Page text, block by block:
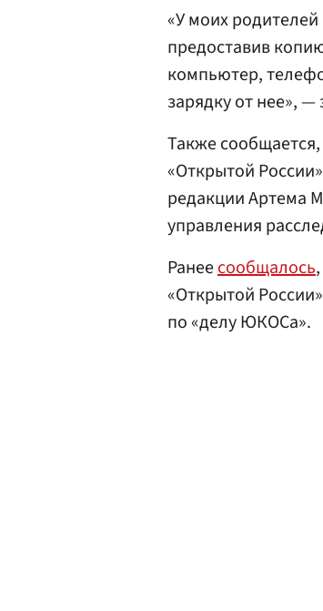
«У моих
предоставив
компьютер,
зарядку от нее»,
Также
«Открытой России»
редакции Артема
управления
Ранеесообщалось
«Открытой
по «делу ЮКОСа».